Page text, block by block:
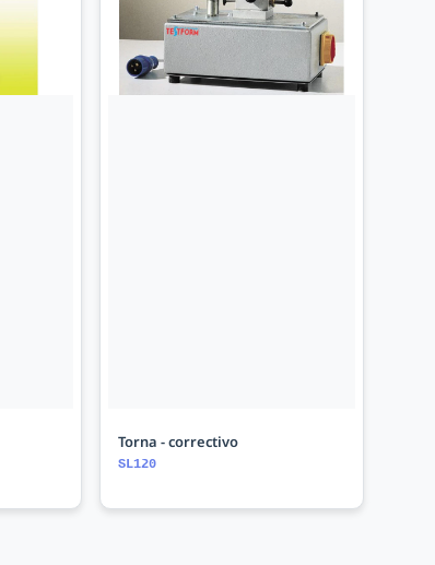
Torna - correctivo
SL120